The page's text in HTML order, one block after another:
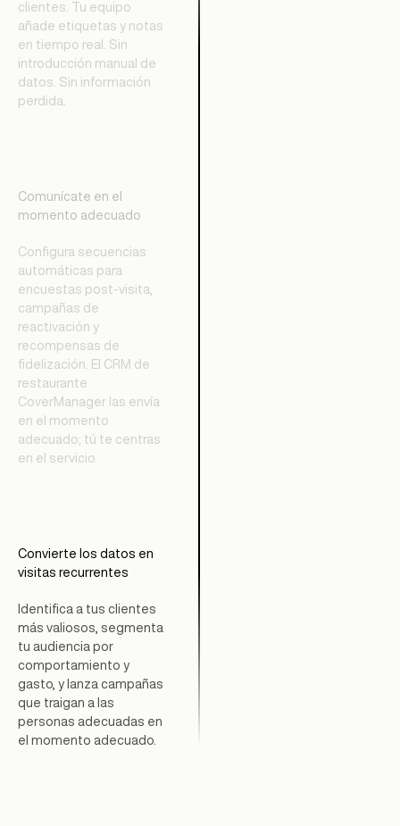
clientes. Tu equipo
añade etiquetas y notas
en tiempo real. Sin
introducción manual de
datos. Sin información
perdida.
Comunícate en el
momento adecuado
Configura secuencias
automáticas para
encuestas post-visita,
campañas de
reactivación y
recompensas de
fidelización. El CRM de
restaurante
CoverManager las envía
en el momento
adecuado; tú te centras
en el servicio.
Convierte los datos en
visitas recurrentes
Identifica a tus clientes
más valiosos, segmenta
tu audiencia por
comportamiento y
gasto, y lanza campañas
que traigan a las
personas adecuadas en
el momento adecuado.